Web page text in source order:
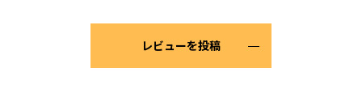
レビューを投稿